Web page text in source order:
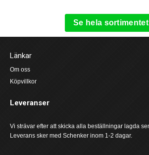
Se hela sortimentet
Länkar
Om oss
Köpvillkor
Leveranser
Vi strävar efter att skicka alla beställningar lagda
Leverans sker med Schenker inom 1-2 dagar.